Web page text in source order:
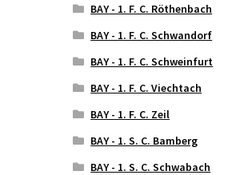
BAY - 1. F. C. Röthenbach
BAY - 1. F. C. Schwandorf
BAY - 1. F. C. Schweinfurt
BAY - 1. F. C. Viechtach
BAY - 1. F. C. Zeil
BAY - 1. S. C. Bamberg
BAY - 1. S. C. Schwabach